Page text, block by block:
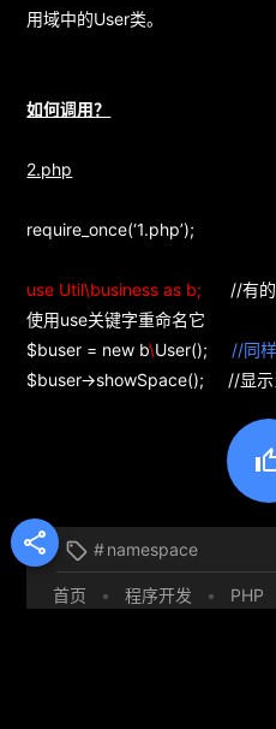
用域中的User类。
如何调用？
2.php
require_once(‘1.php’);
use Util\business as b; //有的
使用use关键字重命名它
$buser = new b\User(); //同
$buser->showSpace(); //显示
  #namespace
首页 • 程序开发 • PHP